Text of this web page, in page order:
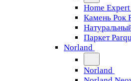
Home Expert
Камень Рок
Паркет
Norland
Norland